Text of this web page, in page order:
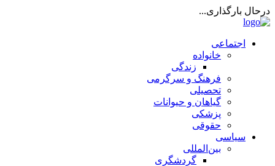
درحال بارگذاری...
اجتماعی
خانواده
زندگی
فرهنگ و سرگرمی
تحصیلی
گیاهان و حیوانات
پزشکی
حقوقی
سیاسی
بین‌المللی
گردشگری